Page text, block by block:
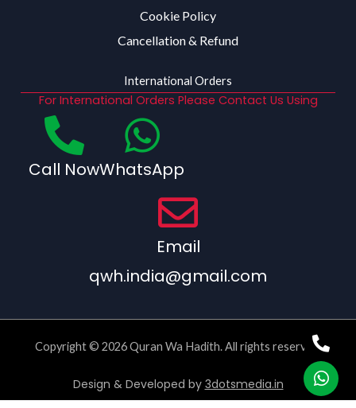
Cookie Policy
Cancellation & Refund
International Orders
For International Orders Please Contact Us Using
Call NowWhatsApp
Email
qwh.india@gmail.com
Copyright © 2026 Quran Wa Hadith. All rights reserved.
Design & Developed by 3dotsmedia.in